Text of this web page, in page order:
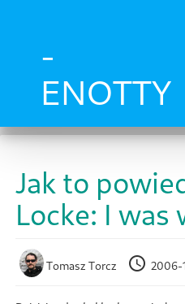
-
ENOTTY
Jak to
Locke: I was
Tomasz Torcz 2006-